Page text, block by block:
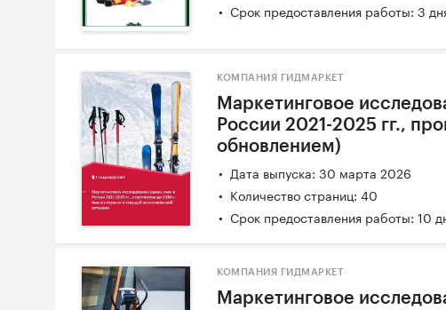
Срок предоставления работы: 3
КОМПАНИЯ ГИДМАРКЕТ
Маркетинговое
России 2021-2025 гг.,
обновлением)
Дата выпуска: 30 марта 2026
Количество страниц: 40
Срок предоставления работы: 10
КОМПАНИЯ ГИДМАРКЕТ
Маркетинговое